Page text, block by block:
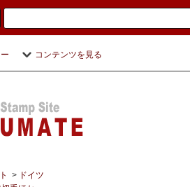
コンテンツを見る
> ドイツ